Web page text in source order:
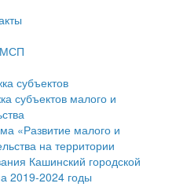
области
муниципального округа
ранее учтенных
субъектов малого и
МСП
субъектов
субъектов малого и
«Развитие малого и
на территории
Кашинский городской
2019-2024 годы